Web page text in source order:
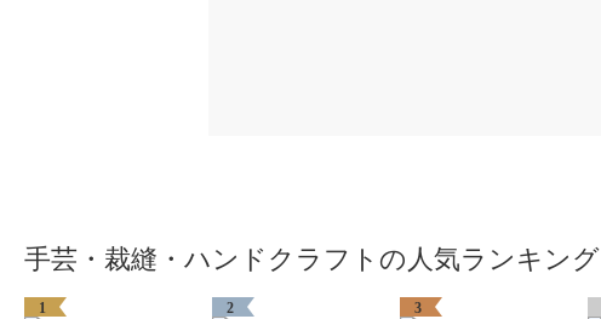
手芸・裁縫・ハンドクラフトの人気ランキング
1 2 3